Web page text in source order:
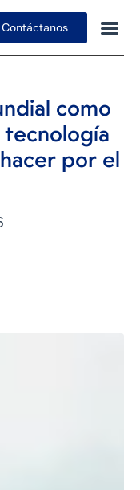
Contáctanos
como
por el